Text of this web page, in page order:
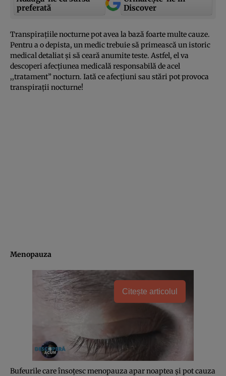
preferată
Discover
Transpiraţiile nocturne pot avea la bază foarte multe cauze.
Pentru a o depista, un medic trebuie să primească un istoric
medical detaliat şi să ceară anumite teste. Astfel, el va
descoperi afecţiunea medicală responsabilă de acel
,,tratament” nocturn. Iată ce afecţiuni sau stări pot provoca
transpiraţii nocturne!
Menopauza
Citește articolul
Bufeurile care însoţesc menopauza apar noaptea şi pot cauza